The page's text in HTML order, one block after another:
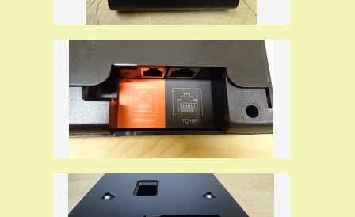
essere effettuataanche da pc, può funzionare
registrando all'interno della sua memoria le
timbrature effettuate dai dipendenti indue aree di
per aumentare la sicurezza di
conservazione delle timbrature.
L'utente può effettuare latimbratura in due modi
con la tessera(avvicinando la tessera al terminale),
con il pin(digitando un codice a tastiera), si può
configurare il terminale anche in modo dapermettere al
timbrare
in tutti e due i modi appena
descritti, quindi
in casodiassenzadelbadge
dipendente potrà timbrarecon un pin.
delle timbrature
verso il personal computer
può avvenire
,tramite chiavetta